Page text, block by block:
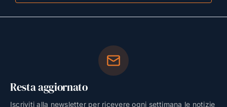
Resta aggiornato
Iscriviti alla newsletter per ricevere ogni settimana le notizie